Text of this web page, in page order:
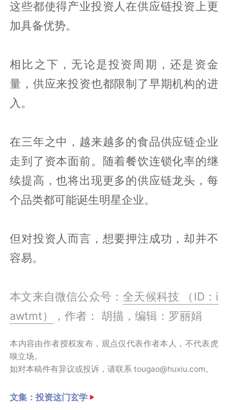
这些都使得产业投资人在供应链投资上更
加具备优势。
相比之下，无论是投资周期，还是资金
量，供应来投资也都限制了早期机构的进
入。
在三年之中，越来越多的食品供应链企业
走到了资本面前。随着餐饮连锁化率的继
续提高，也将出现更多的供应链龙头，每
个品类都可能诞生明星企业。
但对投资人而言，想要押注成功，却并不
容易。
本文来自微信公众号：全天候科技 （ID：i
awtmt）
，作者： 胡描，编辑：罗丽娟
本内容由作者授权发布，观点仅代表作者本人，不代表虎
嗅立场。
如对本稿件有异议或投诉，请联系 tougao@huxiu.com。
文集：投资这门玄学